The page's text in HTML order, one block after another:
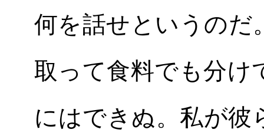
何を話せというのだ
取って食料でも分け
にはできぬ。私が